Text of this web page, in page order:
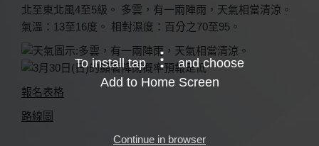
北至東北風4至5級。 多雲，有一兩陣雨，天氣相當清涼。
氣溫：13至16度。 相對濕度：百分之70至95。
報名表格
路線圖
To install tap
and choose
Add to Home Screen
Continue in browser